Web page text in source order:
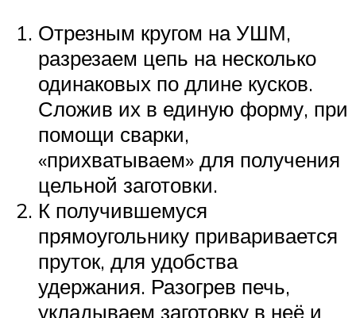
Отрезным кругом на УШМ,
разрезаем цепь на несколько
одинаковых по длине кусков.
Сложив их в единую форму, при
помощи сварки,
«прихватываем» для получения
цельной заготовки.
К получившемуся
прямоугольнику приваривается
пруток, для удобства
удержания. Разогрев печь,
укладываем заготовку в неё и